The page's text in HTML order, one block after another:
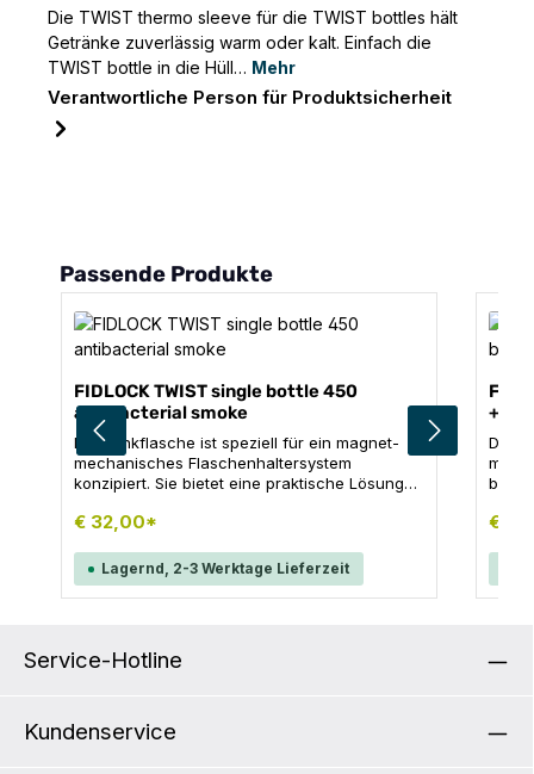
Die TWIST thermo sleeve für die TWIST bottles hält
Getränke zuverlässig warm oder kalt. Einfach die
TWIST bottle in die Hüll… Mehr
Verantwortliche Person für Produktsicherheit
Produktgalerie überspringen
Passende Produkte
FIDLOCK TWIST single bottle 450
antibacterial smoke
Die Trinkflasche ist speziell für ein magnet-
mechanisches Flaschenhaltersystem
konzipiert. Sie bietet eine praktische Lösung
sportlicher Aktivitäten. Die innovative
während die Flasche einfach zu handhaben
ist.
€ 32,00*
Lagernd, 2-3 Werktage Lieferzeit
+
Die
der
€
Service-Hotline
Kundenservice